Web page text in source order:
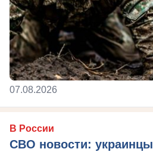
07.08.2026
В России
СВО новости: украинцы